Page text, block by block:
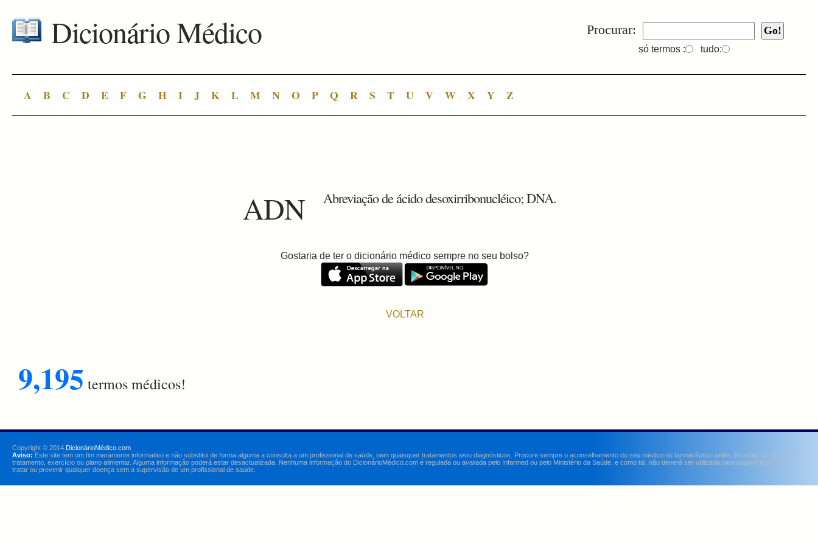
Procurar:
só termos : tudo:
Dicionário Médico
A B C D E F G H I J K L M N O P Q R S T U V W X Y Z
ADN Abreviação de ácido desoxirribonucléico; DNA.
Gostaria de ter o dicionário médico sempre no seu bolso?
VOLTAR
9,195 termos médicos!
Copyright © 2014 DicionárioMédico.com
Aviso: Este site tem um fim meramente informativo e não substitui de forma alguma a consulta a um profissional de saúde, nem quaisquer tratamentos e/ou diagnósticos. Procure sempre o aconselhamento do seu médico ou farmacêutico antes de iniciar ou alterar um
tratamento, exercício ou plano alimentar. Alguma informação poderá estar desactualizada. Nenhuma informação do DicionárioMédico.com é regulada ou avaliada pelo Infarmed ou pelo Ministério da Saúde, e como tal, não deverá ser utilizada para diagnosticar, curar,
tratar ou prevenir qualquer doença sem a supervisão de um profissional de saúde.